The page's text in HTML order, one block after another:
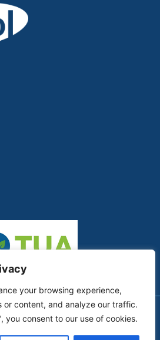
your browsing experience,
or content, and analyze our traffic.
you consent to our use of cookies.
| Todos os direitos reservados.